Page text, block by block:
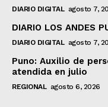
DIARIO DIGITAL agosto 7,
DIARIO LOS ANDES
DIARIO DIGITAL agosto 7,
Puno: Auxilio de
atendida en julio
REGIONAL agosto 6, 2026